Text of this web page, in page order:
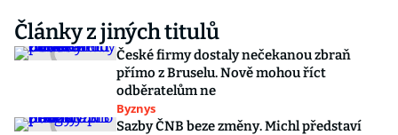
Články z jiných titulů
České firmy dostaly nečekanou zbraň
přímo z Bruselu. Nově mohou říct
odběratelům ne
Byznys
Sazby ČNB beze změny. Michl představí